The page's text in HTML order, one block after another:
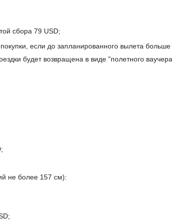
сбора 79 USD;
если до запланированного вылета
будет возвращена в виде "полетного
не более 157 см):